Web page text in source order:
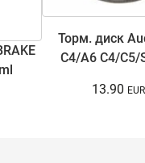
Торм. диск
C4/A6 C4/C5/
B5/B5.5 1.6-3.7
13.90